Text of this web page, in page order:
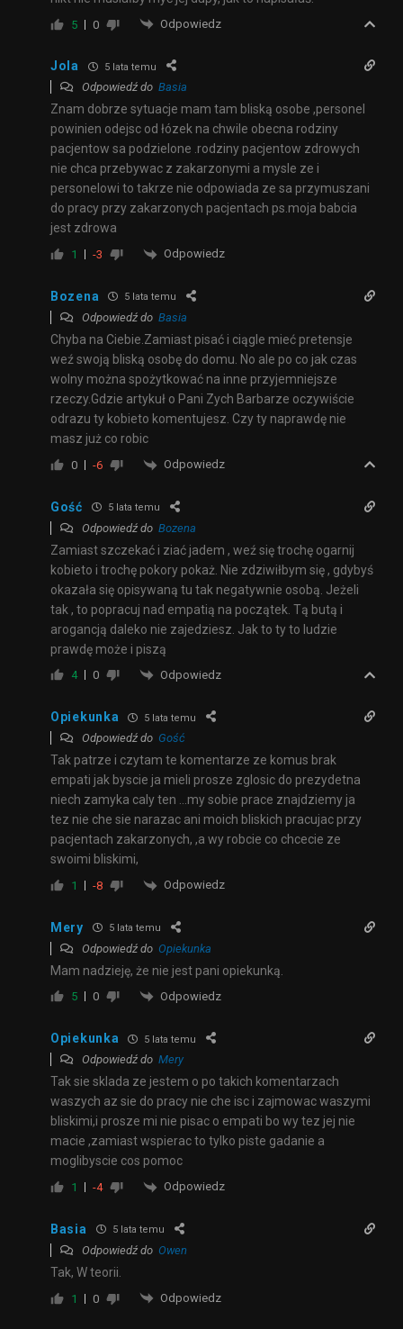
5 0 Odpowiedz
Jola 5 lata temu
Odpowiedź do Basia
Znam dobrze sytuacje mam tam bliską osobe ,personel
powinien odejsc od łózek na chwile obecna rodziny
pacjentow sa podzielone .rodziny pacjentow zdrowych
nie chca przebywac z zakarzonymi a mysle ze i
personelowi to takrze nie odpowiada ze sa przymuszani
do pracy przy zakarzonych pacjentach ps.moja babcia
jest zdrowa
1 -3 Odpowiedz
Bozena 5 lata temu
Odpowiedź do Basia
Chyba na Ciebie.Zamiast pisać i ciągle mieć pretensje
weź swoją bliską osobę do domu. No ale po co jak czas
wolny można spożytkować na inne przyjemniejsze
rzeczy.Gdzie artykuł o Pani Zych Barbarze oczywiście
odrazu ty kobieto komentujesz. Czy ty naprawdę nie
masz już co robic
0 -6 Odpowiedz
Gość 5 lata temu
Odpowiedź do Bozena
Zamiast szczekać i ziać jadem , weź się trochę ogarnij
kobieto i trochę pokory pokaż. Nie zdziwiłbym się , gdybyś
okazała się opisywaną tu tak negatywnie osobą. Jeżeli
tak , to popracuj nad empatią na początek. Tą butą i
arogancją daleko nie zajedziesz. Jak to ty to ludzie
prawdę może i piszą
4 0 Odpowiedz
Opiekunka 5 lata temu
Odpowiedź do Gość
Tak patrze i czytam te komentarze ze komus brak
empati jak byscie ja mieli prosze zglosic do prezydetna
niech zamyka caly ten …my sobie prace znajdziemy ja
tez nie che sie narazac ani moich bliskich pracujac przy
pacjentach zakarzonych, ,a wy robcie co chcecie ze
swoimi bliskimi,
1 -8 Odpowiedz
Mery 5 lata temu
Odpowiedź do Opiekunka
Mam nadzieję, że nie jest pani opiekunką.
5 0 Odpowiedz
Opiekunka 5 lata temu
Odpowiedź do Mery
Tak sie sklada ze jestem o po takich komentarzach
waszych az sie do pracy nie che isc i zajmowac waszymi
bliskimi,i prosze mi nie pisac o empati bo wy tez jej nie
macie ,zamiast wspierac to tylko piste gadanie a
moglibyscie cos pomoc
1 -4 Odpowiedz
Basia 5 lata temu
Odpowiedź do Owen
Tak, W teorii.
1 0 Odpowiedz